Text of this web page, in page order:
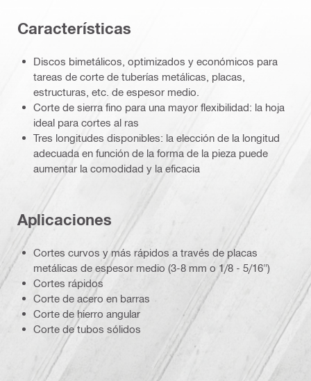
Características
Discos bimetálicos, optimizados y económicos para
tareas de corte de tuberías metálicas, placas,
estructuras, etc. de espesor medio.
Corte de sierra fino para una mayor flexibilidad: la hoja
ideal para cortes al ras
Tres longitudes disponibles: la elección de la longitud
adecuada en función de la forma de la pieza puede
aumentar la comodidad y la eficacia
Aplicaciones
Cortes curvos y más rápidos a través de placas
metálicas de espesor medio (3-8 mm o 1/8 - 5/16")
Cortes rápidos
Corte de acero en barras
Corte de hierro angular
Corte de tubos sólidos